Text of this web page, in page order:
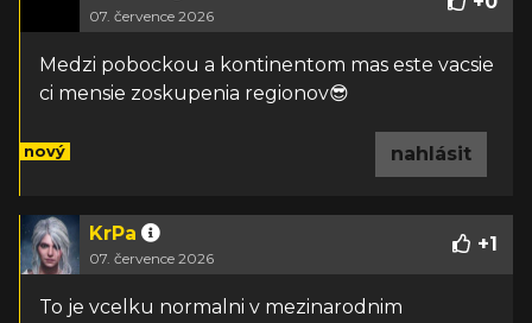
07. července 2026
Medzi pobockou a kontinentom mas este vacsie
ci mensie zoskupenia regionov😎
nový nahlásit
KrPa
07. července 2026
+1
To je vcelku normalni v mezinarodnim